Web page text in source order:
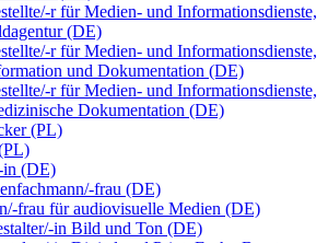
r für Medien- und Informationsdienste,
(DE)
r für Medien- und Informationsdienste,
und Dokumentation (DE)
r für Medien- und Informationsdienste,
Dokumentation (DE)
(PL)
in (DE)
frau (DE)
frau für audiovisuelle Medien (DE)
in Bild und Ton (DE)